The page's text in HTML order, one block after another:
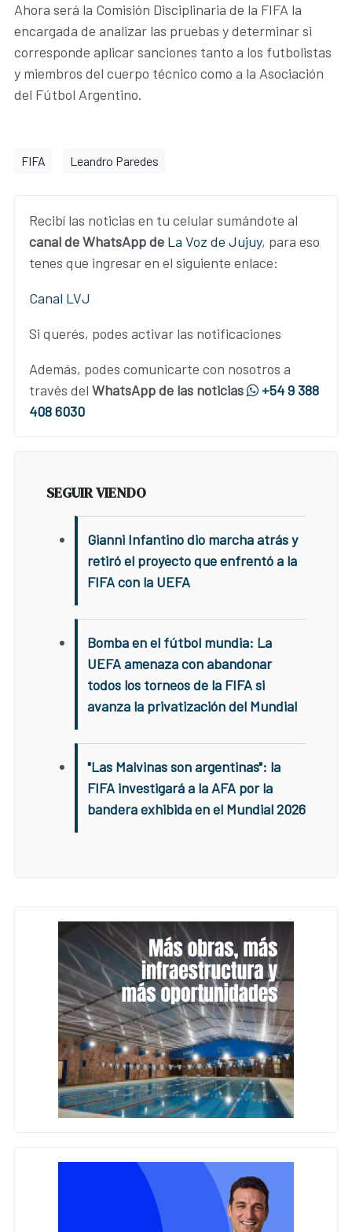
Ahora será la Comisión Disciplinaria de la FIFA la
encargada de analizar las pruebas y determinar si
corresponde aplicar sanciones tanto a los futbolistas
y miembros del cuerpo técnico como a la Asociación
del Fútbol Argentino.
FIFA Leandro Paredes
Recibí las noticias en tu celular sumándote al
canal de WhatsApp de La Voz de Jujuy, para eso
tenes que ingresar en el siguiente enlace:
Canal LVJ
Si querés, podes activar las notificaciones
Además, podes comunicarte con nosotros a
través del WhatsApp de las noticias
+54 9 388
408 6030
SEGUIR VIENDO
Gianni Infantino dio marcha atrás y
retiró el proyecto que enfrentó a la
FIFA con la UEFA
Bomba en el fútbol mundia: La
UEFA amenaza con abandonar
todos los torneos de la FIFA si
avanza la privatización del Mundial
"Las Malvinas son argentinas": la
FIFA investigará a la AFA por la
bandera exhibida en el Mundial 2026